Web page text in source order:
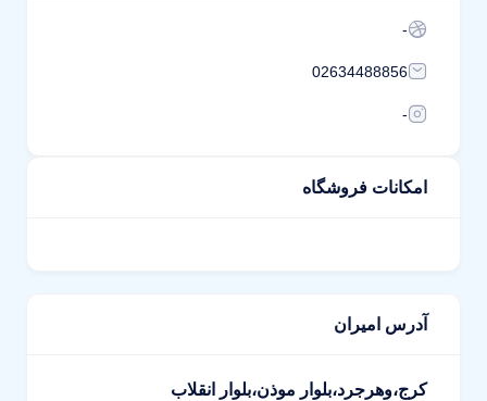
-
02634488856
-
امکانات فروشگاه
آدرس امیران
کرج،وهرجرد،بلوار موذن،بلوار انقلاب